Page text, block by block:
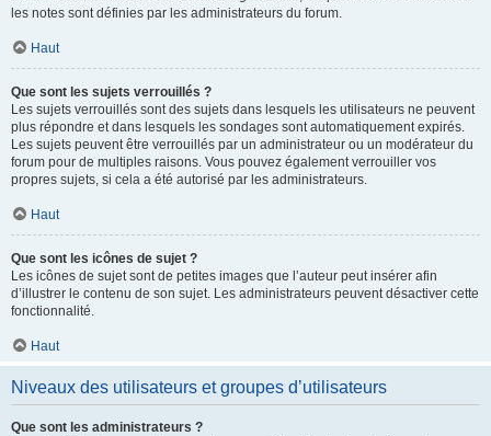
les notes sont définies par les administrateurs du forum.
Haut
Que sont les sujets verrouillés ?
Les sujets verrouillés sont des sujets dans lesquels les utilisateurs ne peuvent
plus répondre et dans lesquels les sondages sont automatiquement expirés.
Les sujets peuvent être verrouillés par un administrateur ou un modérateur du
forum pour de multiples raisons. Vous pouvez également verrouiller vos
propres sujets, si cela a été autorisé par les administrateurs.
Haut
Que sont les icônes de sujet ?
Les icônes de sujet sont de petites images que l’auteur peut insérer afin
d’illustrer le contenu de son sujet. Les administrateurs peuvent désactiver cette
fonctionnalité.
Haut
Niveaux des utilisateurs et groupes d’utilisateurs
Que sont les administrateurs ?